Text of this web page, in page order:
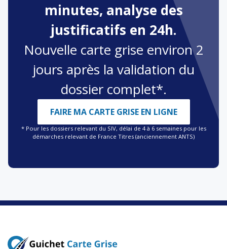
minutes, analyse des
justificatifs en 24h.
Nouvelle carte grise environ 2
jours après la validation du
dossier complet*.
FAIRE MA CARTE GRISE EN LIGNE
* Pour les dossiers relevant du SIV, délai de 4 à 6 semaines pour les
démarches relevant de France Titres (anciennement ANTS)